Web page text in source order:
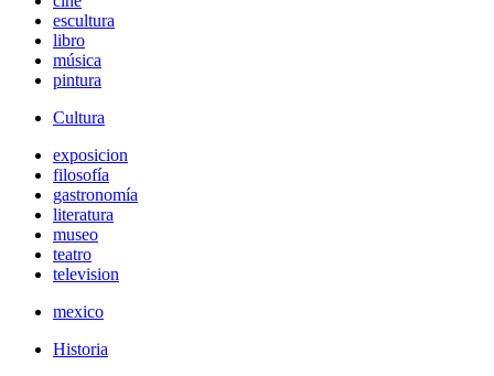
escultura
libro
música
pintura
Cultura
exposicion
filosofía
gastronomía
literatura
museo
teatro
television
mexico
Historia